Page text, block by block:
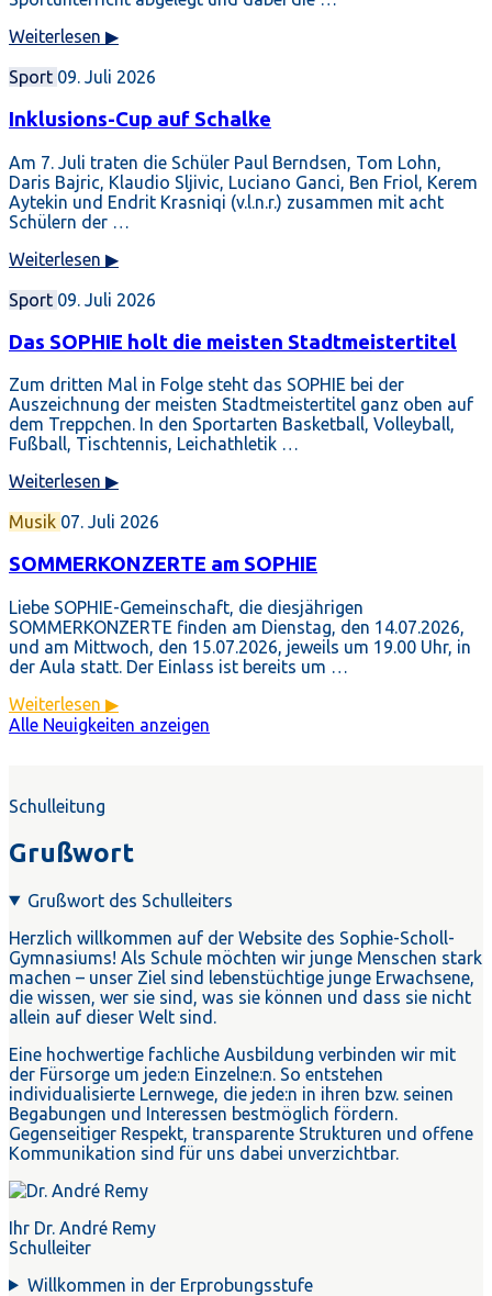
Weiterlesen ▶
Sport 09. Juli 2026
Inklusions-Cup auf Schalke
Am 7. Juli traten die Schüler Paul Berndsen, Tom Lohn,
Daris Bajric, Klaudio Sljivic, Luciano Ganci, Ben Friol, Kerem
Aytekin und Endrit Krasniqi (v.l.n.r.) zusammen mit acht
Schülern der …
Weiterlesen ▶
Sport 09. Juli 2026
Das SOPHIE holt die meisten Stadtmeistertitel
Zum dritten Mal in Folge steht das SOPHIE bei der
Auszeichnung der meisten Stadtmeistertitel ganz oben auf
dem Treppchen. In den Sportarten Basketball, Volleyball,
Fußball, Tischtennis, Leichathletik …
Weiterlesen ▶
Musik 07. Juli 2026
SOMMERKONZERTE am SOPHIE
Liebe SOPHIE-Gemeinschaft, die diesjährigen
SOMMERKONZERTE finden am Dienstag, den 14.07.2026,
und am Mittwoch, den 15.07.2026, jeweils um 19.00 Uhr, in
der Aula statt. Der Einlass ist bereits um …
Weiterlesen ▶
Alle Neuigkeiten anzeigen
Schulleitung
Grußwort
Grußwort des Schulleiters
Herzlich willkommen auf der Website des Sophie-Scholl-
Gymnasiums! Als Schule möchten wir junge Menschen stark
machen – unser Ziel sind lebenstüchtige junge Erwachsene,
die wissen, wer sie sind, was sie können und dass sie nicht
allein auf dieser Welt sind.
Eine hochwertige fachliche Ausbildung verbinden wir mit
der Fürsorge um jede:n Einzelne:n. So entstehen
individualisierte Lernwege, die jede:n in ihren bzw. seinen
Begabungen und Interessen bestmöglich fördern.
Gegenseitiger Respekt, transparente Strukturen und offene
Kommunikation sind für uns dabei unverzichtbar.
Ihr Dr. André Remy
Schulleiter
Willkommen in der Erprobungsstufe